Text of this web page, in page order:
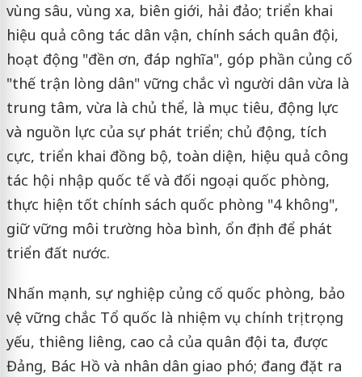
vùng sâu, vùng xa, biên giới, hải đảo; triển khai
hiệu quả công tác dân vận, chính sách quân đội,
hoạt động "đền ơn, đáp nghĩa", góp phần củng cố
"thế trận lòng dân" vững chắc vì người dân vừa là
trung tâm, vừa là chủ thể, là mục tiêu, động lực
và nguồn lực của sự phát triển; chủ động, tích
cực, triển khai đồng bộ, toàn diện, hiệu quả công
tác hội nhập quốc tế và đối ngoại quốc phòng,
thực hiện tốt chính sách quốc phòng "4 không",
giữ vững môi trường hòa bình, ổn định để phát
triển đất nước.
Nhấn mạnh, sự nghiệp củng cố quốc phòng, bảo
vệ vững chắc Tổ quốc là nhiệm vụ chính trị trọng
yếu, thiêng liêng, cao cả của quân đội ta, được
Đảng, Bác Hồ và nhân dân giao phó; đang đặt ra